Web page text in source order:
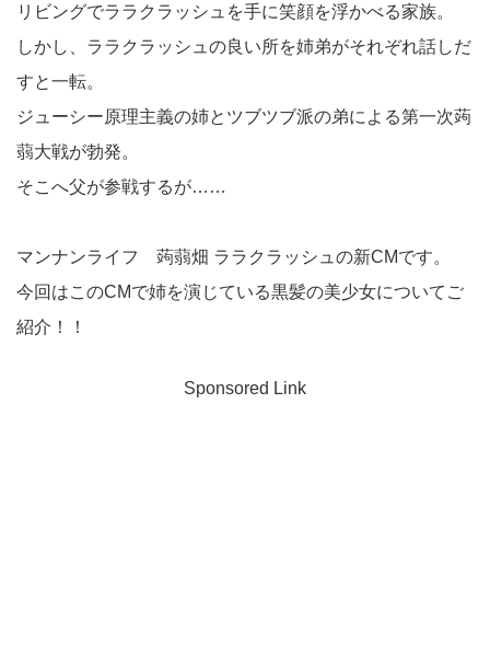
リビングでララクラッシュを手に笑顔を浮かべる家族。
しかし、ララクラッシュの良い所を姉弟がそれぞれ話しだ
すと一転。
ジューシー原理主義の姉とツブツブ派の弟による第一次蒟
蒻大戦が勃発。
そこへ父が参戦するが……
マンナンライフ 蒟蒻畑 ララクラッシュの新CMです。
今回はこのCMで姉を演じている黒髪の美少女についてご
紹介！！
Sponsored Link